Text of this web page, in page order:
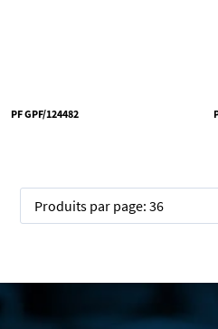
PF GPF/124482
Produits par page: 36